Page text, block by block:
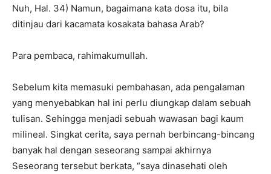
Nuh, Hal. 34) Namun, bagaimana kata dosa itu, bila
ditinjau dari kacamata kosakata bahasa Arab?
Para pembaca, rahimakumullah.
Sebelum kita memasuki pembahasan, ada pengalaman
yang menyebabkan hal ini perlu diungkap dalam sebuah
tulisan. Sehingga menjadi sebuah wawasan bagi kaum
milineal. Singkat cerita, saya pernah berbincang-bincang
banyak hal dengan seseorang sampai akhirnya
Seseorang tersebut berkata, “saya dinasehati oleh